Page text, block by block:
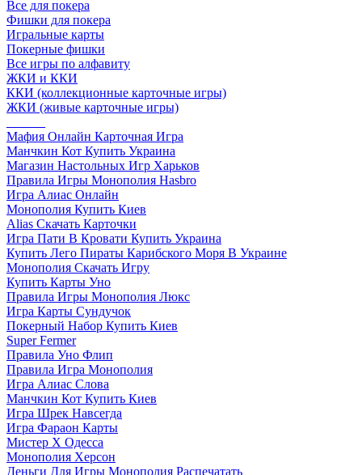
Все для покера
Фишки для покера
Игральные карты
Покерные фишки
Все игры по алфавиту
ЖКИ и ККИ
ККИ (коллекционные карточные игры)
ЖКИ (живые карточные игры)
Мафия Онлайн Карточная Игра
Манчкин Кот Купить Украина
Магазин Настольных Игр Харьков
Правила Игры Монополия Hasbro
Игра Алиас Онлайн
Монополия Купить Киев
Alias Скачать Карточки
Игра Пати В Кровати Купить Украина
Купить Лего Пираты Карибского Моря В Украине
Монополия Скачать Игру
Купить Карты Уно
Правила Игры Монополия Люкс
Игра Карты Сундучок
Покерный Набор Купить Киев
Super Fermer
Правила Уно Флип
Правила Игра Монополия
Игра Алиас Слова
Манчкин Кот Купить Киев
Игра Шрек Навсегда
Игра Фараон Карты
Мистер Х Одесса
Монополия Херсон
Деньги Для Игры Монополия Распечатать